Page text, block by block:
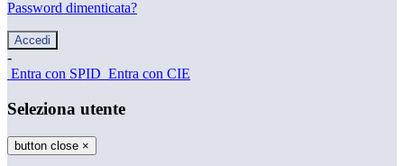
Password dimenticata?
-
Entra con SPID Entra con CIE
Seleziona utente
button close ×